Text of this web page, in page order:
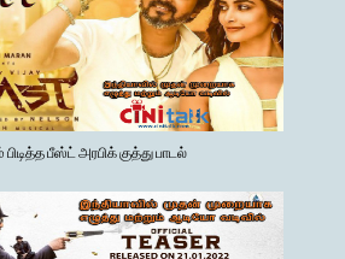
பீஸ்ட் அரபிக் குத்து பாடல்